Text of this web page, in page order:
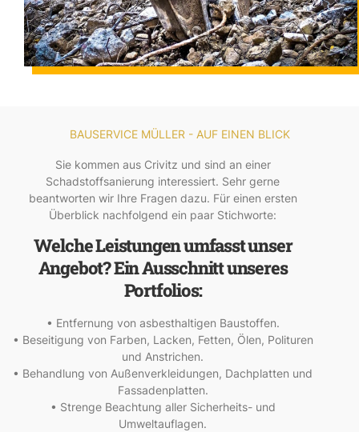
BAUSERVICE MÜLLER - AUF EINEN BLICK
Sie kommen aus Crivitz und sind an einer
Schadstoffsanierung interessiert. Sehr gerne
beantworten wir Ihre Fragen dazu. Für einen ersten
Überblick nachfolgend ein paar Stichworte:
Welche Leistungen umfasst unser
Angebot? Ein Ausschnitt unseres
Portfolios:
• Entfernung von asbesthaltigen Baustoffen.
• Beseitigung von Farben, Lacken, Fetten, Ölen, Polituren
und Anstrichen.
• Behandlung von Außenverkleidungen, Dachplatten und
Fassadenplatten.
• Strenge Beachtung aller Sicherheits- und
Umweltauflagen.